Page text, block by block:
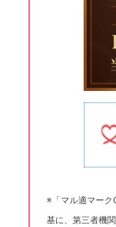
※「マル適マーク
基に、第三者機